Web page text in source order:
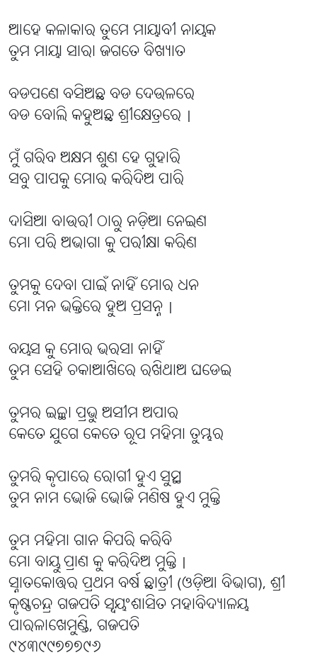
ଆହେ କଳାକାର ତୁମେ ମାୟାବୀ ନାୟକ
ତୁମ ମାୟା ସାରା ଜଗତେ ବିଖ୍ୟାତ
ବଡପଣେ ବସିଅଛ ବଡ ଦେଉଳରେ
ବଡ ବୋଲି କହୁଅଛ ଶ୍ରୀକ୍ଷେତ୍ରରେ |
ମୁଁ ଗରିବ ଅକ୍ଷମ ଶୁଣ ହେ ଗୁହାରି
ସବୁ ପାପକୁ ମୋର କରିଦିଅ ପାରି
ଦାସିଆ ବାଉରୀ ଠାରୁ ନଡ଼ିଆ ନେଇଣ
ମୋ ପରି ଅଭାଗା କୁ ପରୀକ୍ଷା କରିଣ
ତୁମକୁ ଦେବା ପାଇଁ ନାହିଁ ମୋର ଧନ
ମୋ ମନ ଭକ୍ତିରେ ହୁଅ ପ୍ରସନ୍ନ |
ବୟସ କୁ ମୋର ଭରସା ନାହିଁ
ତୁମ ସେହି ଚକାଆଖିରେ ରଖିଥାଅ ଘଡେଇ
ତୁମର ଇଚ୍ଛା ପ୍ରଭୁ ଅସୀମ ଅପାର
କେତେ ଯୁଗେ କେତେ ରୂପ ମହିମା ତୁମ୍ଭର
ତୁମରି କୃପାରେ ରୋଗୀ ହୁଏ ସୁସ୍ଥ
ତୁମ ନାମ ଭୋଜି ଭୋଜି ମଣିଷ ହୁଏ ମୁକ୍ତି
ତୁମ ମହିମା ଗାନ କିପରି କରିବି
ମୋ ବାୟୁ ପ୍ରାଣ କୁ କରିଦିଅ ମୁକ୍ତି |
ସ୍ନାତକୋତ୍ତର ପ୍ରଥମ ବର୍ଷ ଛାତ୍ରୀ (ଓଡ଼ିଆ ବିଭାଗ), ଶ୍ରୀ
କୃଷ୍ଣଚନ୍ଦ୍ର ଗଜପତି ସ୍ୱୟଂଶାସିତ ମହାବିଦ୍ୟାଳୟ
ପାରଳାଖେମୁଣ୍ଡି, ଗଜପତି
୯୪୩୯୯୭୭୭୯୬